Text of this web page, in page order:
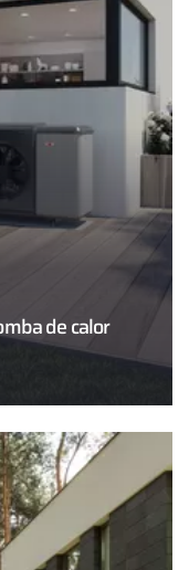
de calor